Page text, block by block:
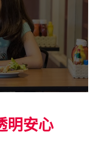
明安心